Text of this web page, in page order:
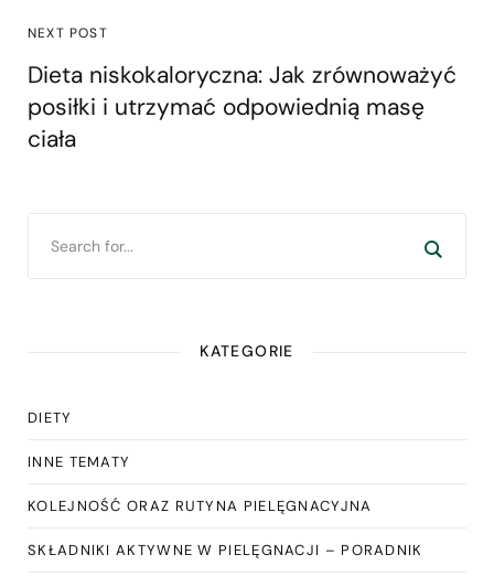
NEXT POST
Dieta niskokaloryczna: Jak zrównoważyć
posiłki i utrzymać odpowiednią masę
ciała
KATEGORIE
DIETY
INNE TEMATY
KOLEJNOŚĆ ORAZ RUTYNA PIELĘGNACYJNA
SKŁADNIKI AKTYWNE W PIELĘGNACJI – PORADNIK